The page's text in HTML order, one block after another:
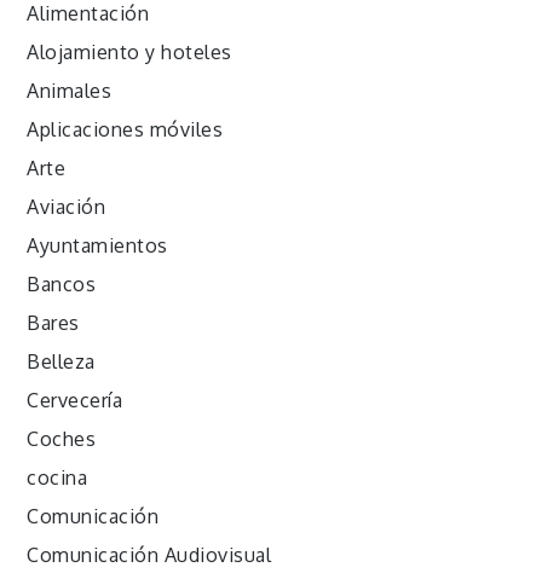
Alimentación
Alojamiento y hoteles
Animales
Aplicaciones móviles
Arte
Aviación
Ayuntamientos
Bancos
Bares
Belleza
Cervecería
Coches
cocina
Comunicación
Comunicación Audiovisual